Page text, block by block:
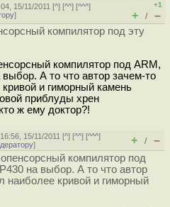
15/11/2011 [^] [^^] [^^^]
]
+1
+ / –
компилятор под эту
компилятор под ARM,
А то что автор зачем-то
и гиморный камень
приблуды хрен
ж ему доктор?!
15/11/2011 [^] [^^] [^^^]
] + / –
компилятор под
на выбор. А то что автор
наиболее кривой и гиморный